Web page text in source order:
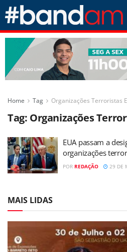
Home Tag Organizações Terroristas
Tag: Organizações
EUA passam a
organizações
POR REDAÇÃO 29 DE
MAIS LIDAS